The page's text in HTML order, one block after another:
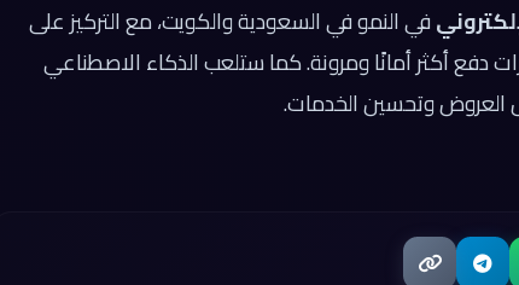
في النمو في السعودية والكويت، مع التركيز على
دفع أكثر أمانًا ومرونة. كما ستلعب الذكاء الاصطناعي
العروض وتحسين الخدمات.